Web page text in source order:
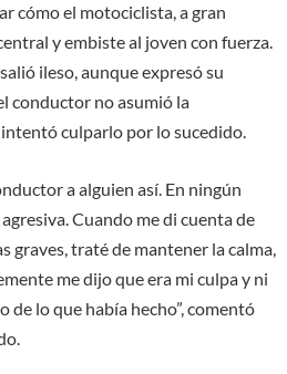
cómo el motociclista, a gran
y embiste al joven con fuerza.
ileso, aunque expresó su
conductor no asumió la
culparlo por lo sucedido.
a alguien así. En ningún
Cuando me di cuenta de
graves, traté de mantener la calma,
me dijo que era mi culpa y ni
de lo que había hecho”, comentó